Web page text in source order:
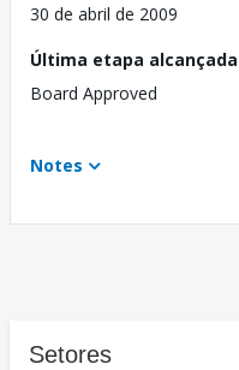
30 de abril de 2009
Última etapa alcançada
Board Approved
Notes
Setores